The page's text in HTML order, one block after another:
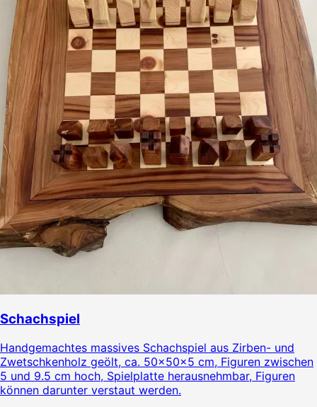
Schachspiel
Handgemachtes massives Schachspiel aus Zirben- und
Zwetschkenholz geölt, ca. 50x50x5 cm, Figuren zwischen
5 und 9.5 cm hoch, Spielplatte herausnehmbar, Figuren
können darunter verstaut werden.